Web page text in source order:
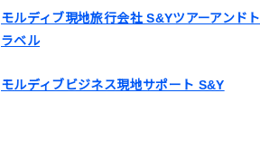
モルディブ現地旅行会社 S&Yツアーアンドト
ラベル
モルディブビジネス現地サポート S&Y